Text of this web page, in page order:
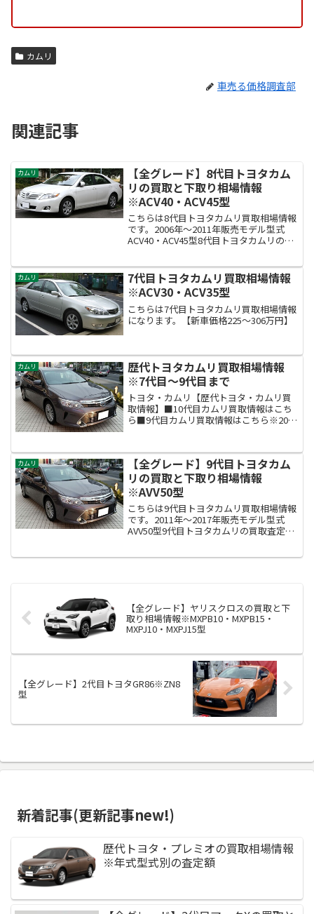
カムリ
車売る価格調査部
関連記事
カムリ
【全グレード】8代目トヨタカム
リの買取と下取り相場情報
※ACV40・ACV45型
こちらは8代目トヨタカムリ買取相場情報
です。2006年～2011年販売モデル型式
ACV40・ACV45型8代目トヨタカムリの買
実際には違います。ネットで査定をして...
カムリ
7代目トヨタカムリ買取相場情報
※ACV30・ACV35型
こちらは7代目トヨタカムリ買取相場情報
になります。【新車価格225～306万円】
カムリ
歴代トヨタカムリ買取相場情報
※7代目～9代目まで
トヨタ・カムリ【歴代トヨタ・カムリ買
取情報】■10代目カムリ買取情報はこち
ら■9代目カムリ買取情報はこちら※2011
ちら※2006年(平成18年)1月～20...
カムリ
【全グレード】9代目トヨタカム
リの買取と下取り相場情報
※AVV50型
こちらは9代目トヨタカムリ買取相場情報
です。2011年～2017年販売モデル型式
AVV50型9代目トヨタカムリの買取査定相
【全グレード】ヤリスクロスの買取と下
取り相場情報※MXPB10・MXPB15・
MXPJ10・MXPJ15型
【全グレード】2代目トヨタGR86※ZN8
型
新着記事(更新記事new!)
歴代トヨタ・プレミオの買取相場情報
※年式型式別の査定額